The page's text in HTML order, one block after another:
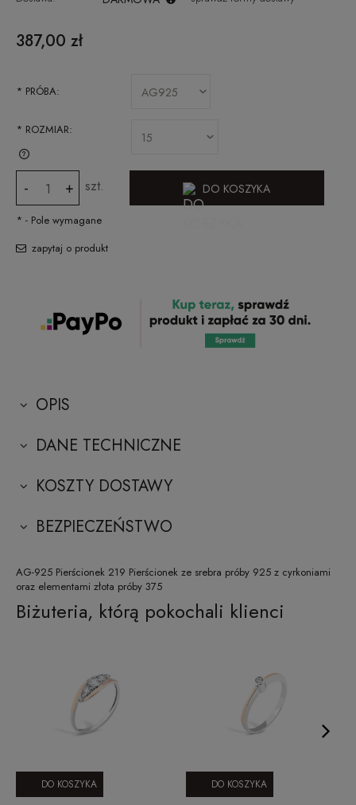
387,00 zł
* PRÓBA:
* ROZMIAR:
SPRAWDŹ JAK ZMIERZYĆ ROZMIAR PIERŚCIONKA
- + szt. DO KOSZYKA
* - Pole wymagane
zapytaj o produkt
OPIS
DANE TECHNICZNE
KOSZTY DOSTAWY
BEZPIECZEŃSTWO
AG-925 Pierścionek 219 Pierścionek ze srebra próby 925 z cyrkoniami
oraz elementami złota próby 375
Biżuteria, którą pokochali klienci
DO KOSZYKA DO KOSZYKA